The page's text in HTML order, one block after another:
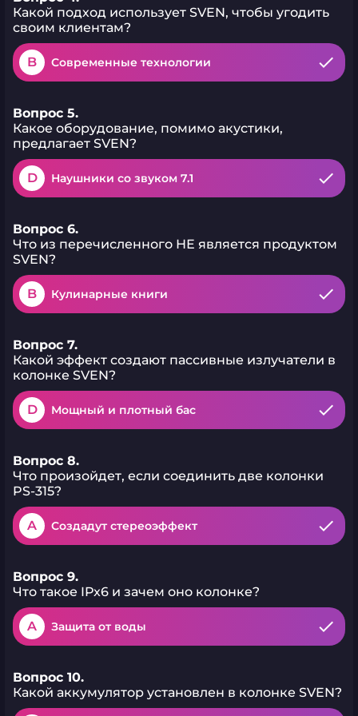
PS-315 — это колонка для
тех, кто ценит
универсальность и не хочет
идти на компромиссы.
Какой подход использует SVEN, чтобы угодить
своим клиентам?
B Современные технологии
Вопрос 5.
Какое оборудование, помимо акустики,
предлагает SVEN?
D Наушники со звуком 7.1
Вопрос 6.
Что из перечисленного НЕ является продуктом
SVEN?
B Кулинарные книги
Вопрос 7.
Какой эффект создают пассивные излучатели в
колонке SVEN?
D Мощный и плотный бас
Вопрос 8.
Что произойдет, если соединить две колонки
PS-315?
A Создадут стереоэффект
Вопрос 9.
Что такое IPx6 и зачем оно колонке?
A Защита от воды
Вопрос 10.
Какой аккумулятор установлен в колонке SVEN?